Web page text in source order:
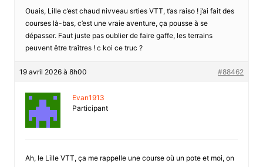
Ouais, Lille c’est chaud nivveau srties VTT, t’as raiso ! j’ai fait des
courses là-bas, c’est une vraie aventure, ça pousse à se
dépasser. Faut juste pas oublier de faire gaffe, les terrains
peuvent être traîtres ! c koi ce truc ?
19 avril 2026 à 8h00 #88462
Evan1913
Participant
Ah, le Lille VTT, ça me rappelle une course où un pote et moi, on